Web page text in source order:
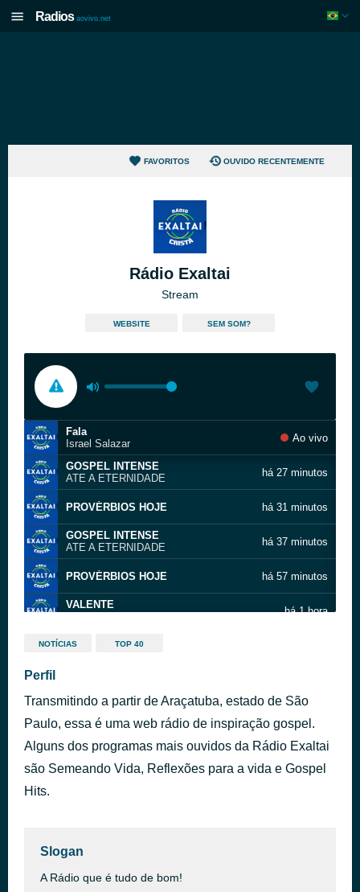
Radios aovivo.net
FAVORITOS OUVIDO RECENTEMENTE
Rádio Exaltai
Stream
WEBSITE SEM SOM?
Fala
Israel Salazar
Ao vivo
GOSPEL INTENSE
ATE A ETERNIDADE
há 27 minutos
PROVÉRBIOS HOJE há 31 minutos
GOSPEL INTENSE
ATE A ETERNIDADE
há 37 minutos
PROVÉRBIOS HOJE há 57 minutos
VALENTE
há 1 hora
THOMPSON
Hora de Adorar
Suellen Lima feat. DJ Matheus Lazaretti
VERSAO TENOR
TOMA A TUA CRUZ
há 1 hora
NOTÍCIAS TOP 40
Perfil
Transmitindo a partir de Araçatuba, estado de São
Paulo, essa é uma web rádio de inspiração gospel.
Alguns dos programas mais ouvidos da Rádio Exaltai
são Semeando Vida, Reflexões para a vida e Gospel
Hits.
Slogan
A Rádio que é tudo de bom!